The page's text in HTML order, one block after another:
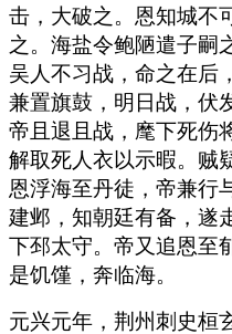
击，大破之。恩知城不
之。海盐令鲍陋遣子嗣
吴人不习战，命之在后
兼置旗鼓，明日战，伏
帝且退且战，麾下死伤
解取死人衣以示暇。贼
恩浮海至丹徒，帝兼行
建邺，知朝廷有备，遂
下邳太守。帝又追恩至
是饥馑，奔临海。
元兴元年，荆州刺史桓